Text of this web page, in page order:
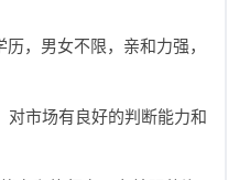
，男女不限，亲和力强，
市场有良好的判断能力和